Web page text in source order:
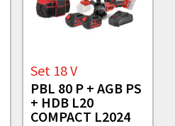
Set 18 V
PBL 80 P + AGB PS
+ HDB L20
COMPACT L2024